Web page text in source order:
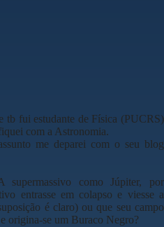
tb fui estudante de Física (PUCRS)
com a Astronomia.
me deparei com o seu blog
como Júpiter, por
entrasse em colapso e viesse a
é claro) ou que seu campo
origina-se um Buraco Negro?